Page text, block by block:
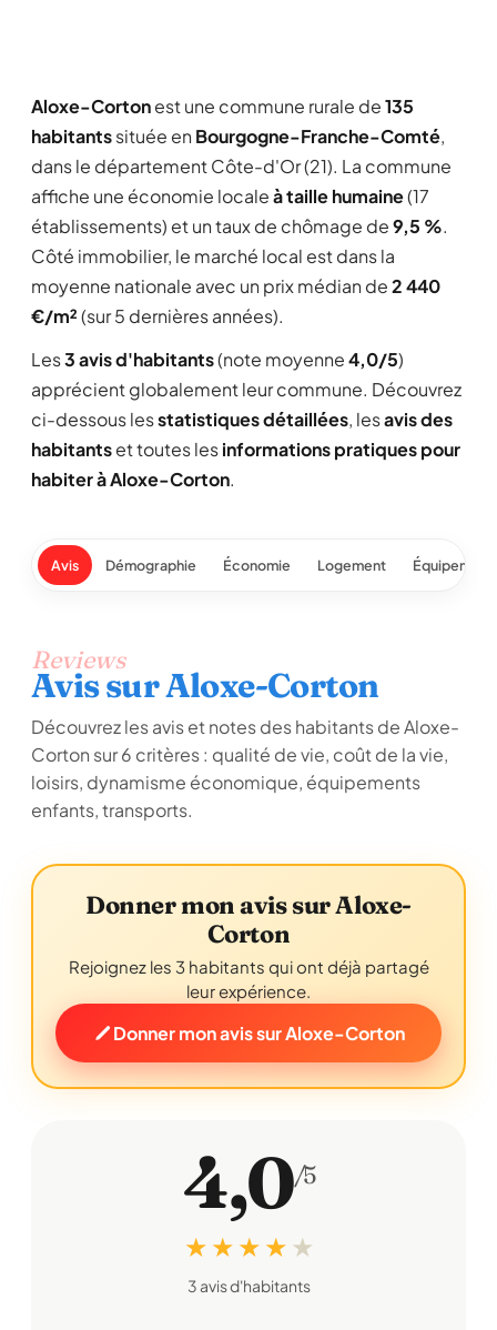
Aloxe-Cortonest une commune rurale de135
habitantssituée en Bourgogne-Franche-Comté,
dans le département Côte-d'Or (21). La commune
affiche une économie localeà taille humaine(17
établissements) et un taux de chômage de9,5 %.
Côté immobilier, le marché local est dans la
moyenne nationale avec un prix médian de2 440
€/m²(sur 5 dernières années).
Les3 avis d'habitants(note moyenne4,0/5)
apprécient globalement leur commune. Découvrez
ci-dessous lesstatistiques détaillées, lesavis des
habitantset toutes lesinformations pratiques pour
habiter à Aloxe-Corton.
Avis Démographie Économie Logement
Reviews
Avis sur Aloxe-Corton
Découvrez les avis et notes des habitants de Aloxe-
Corton sur 6 critères : qualité de vie, coût de la vie,
loisirs, dynamisme économique, équipements
enfants, transports.
Donner mon avis sur Aloxe-
Corton
Rejoignez les 3 habitants qui ont déjà partagé
leur expérience.
Donner mon avis sur Aloxe-Corton
4,0/5
★ ★ ★ ★ ★
3 avis d'habitants